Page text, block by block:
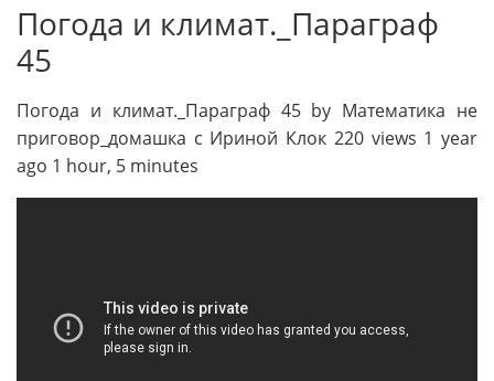
Погода и климат._Параграф
45
Погода и климат._Параграф 45 by Математика не
приговор_домашка с Ириной Клок 220 views 1 year
ago 1 hour, 5 minutes